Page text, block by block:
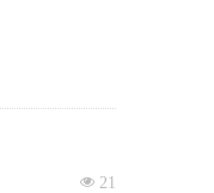
넶 21